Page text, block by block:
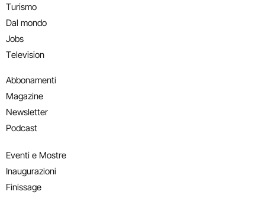
Turismo
Dal mondo
Jobs
Television
Abbonamenti
Magazine
Newsletter
Podcast
Eventi e Mostre
Inaugurazioni
Finissage